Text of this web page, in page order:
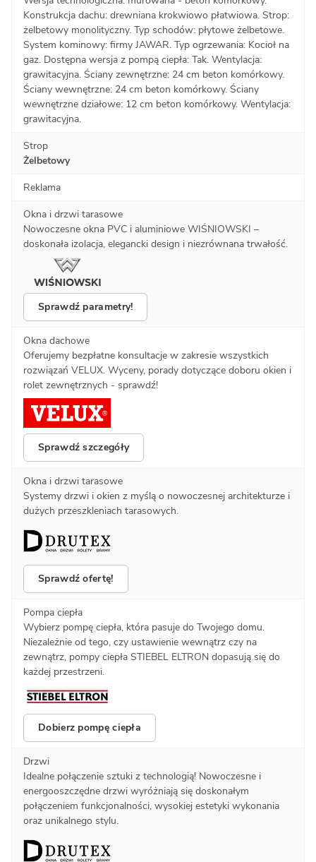
Konstrukcja dachu: drewniana krokwiowo płatwiowa. Strop:
żelbetowy monolityczny. Typ schodów: płytowe żelbetowe.
System kominowy: firmy JAWAR. Typ ogrzewania: Kocioł na
gaz. Dostępna wersja z pompą ciepła: Tak. Wentylacja:
grawitacyjna. Ściany zewnętrzne: 24 cm beton komórkowy.
Ściany wewnętrzne: 24 cm beton komórkowy. Ściany
wewnętrzne działowe: 12 cm beton komórkowy. Wentylacja:
grawitacyjna.
Strop
Żelbetowy
Reklama
Okna i drzwi tarasowe
Nowoczesne okna PVC i aluminiowe WIŚNIOWSKI –
doskonała izolacja, elegancki design i niezrównana trwałość.
Sprawdź parametry!
Okna dachowe
Oferujemy bezpłatne konsultacje w zakresie wszystkich
rozwiązań VELUX. Wyceny, porady dotyczące doboru okien i
rolet zewnętrznych - sprawdź!
Sprawdź szczegóły
Okna i drzwi tarasowe
Systemy drzwi i okien z myślą o nowoczesnej architekturze i
dużych przeszkleniach tarasowych.
Sprawdź ofertę!
Pompa ciepła
Wybierz pompę ciepła, która pasuje do Twojego domu.
Niezależnie od tego, czy ustawienie wewnątrz czy na
zewnątrz, pompy ciepła STIEBEL ELTRON dopasują się do
każdej przestrzeni.
Dobierz pompę ciepła
Drzwi
Idealne połączenie sztuki z technologią! Nowoczesne i
energooszczędne drzwi wyróżniają się doskonałym
połączeniem funkcjonalności, wysokiej estetyki wykonania
oraz unikalnego stylu.